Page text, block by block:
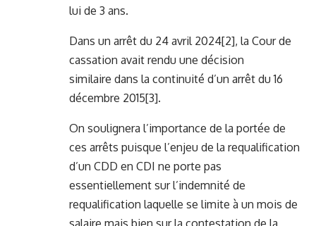
lui de 3 ans.
Dans un arrêt du 24 avril 2024[2], la Cour de
cassation avait rendu une décision
similaire dans la continuité d’un arrêt du 16
décembre 2015[3].
On soulignera l’importance de la portée de
ces arrêts puisque l’enjeu de la requalification
d’un CDD en CDI ne porte pas
essentiellement sur l’indemnité de
requalification laquelle se limite à un mois de